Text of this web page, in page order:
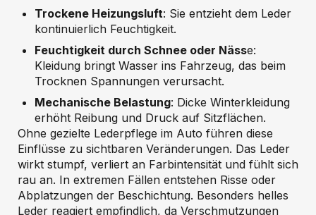
Trockene Heizungsluft: Sie entzieht dem Leder
kontinuierlich Feuchtigkeit.
Feuchtigkeit durch Schnee oder Nässe:
Kleidung bringt Wasser ins Fahrzeug, das beim
Trocknen Spannungen verursacht.
Mechanische Belastung: Dicke Winterkleidung
erhöht Reibung und Druck auf Sitzflächen.
Ohne gezielte Lederpflege im Auto führen diese
Einflüsse zu sichtbaren Veränderungen. Das Leder
wirkt stumpf, verliert an Farbintensität und fühlt sich
rau an. In extremen Fällen entstehen Risse oder
Abplatzungen der Beschichtung. Besonders helles
Leder reagiert empfindlich, da Verschmutzungen